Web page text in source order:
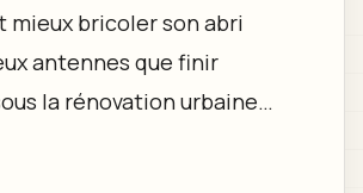
mieux bricoler son abri
antennes que finir
la rénovation urbaine…